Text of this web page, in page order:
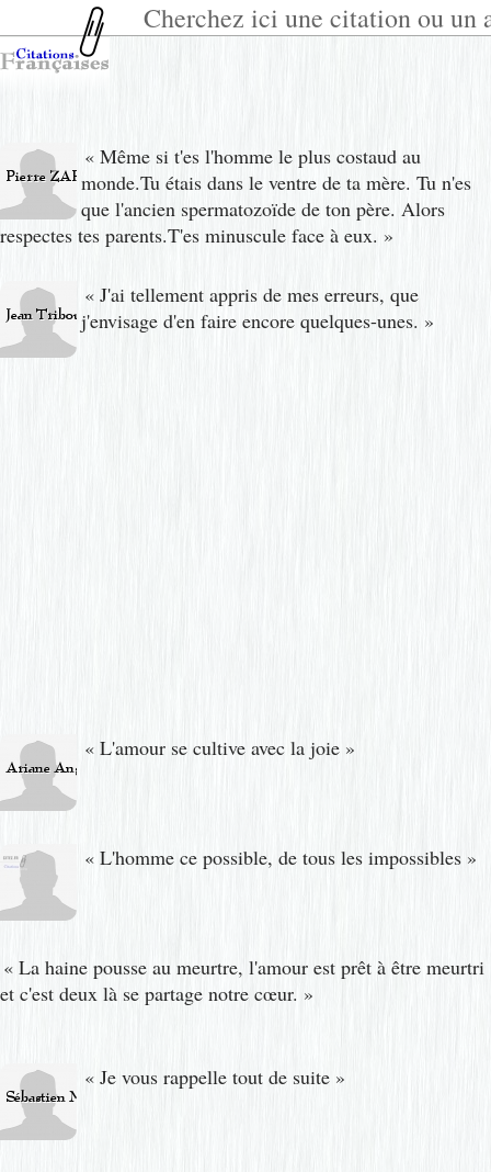
Cherchez ici une citation ou un
« Même si t'es l'homme le plus costaud au
monde.Tu étais dans le ventre de ta mère. Tu n'es
que l'ancien spermatozoïde de ton père. Alors
respectes tes parents.T'es minuscule face à eux. »
« J'ai tellement appris de mes erreurs, que
j'envisage d'en faire encore quelques-unes. »
« L'amour se cultive avec la joie»
« L'homme ce possible, de tous les impossibles»
« La haine pousse au meurtre, l'amour est prêt à être meurtri
et c'est deux là se partage notre cœur. »
« Je vous rappelle tout de suite»